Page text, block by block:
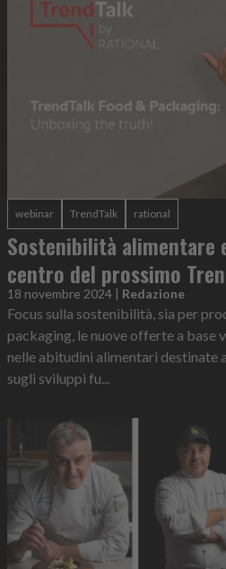
webinar TrendTalk rational
Sostenibilità alimentare
centro del prossimo
18 novembre 2024 | Redazione
Focus sulla sostenibilità, sia per
packaging, le nuove offerte a base
nelle abitudini alimentari destinate
sugli sviluppi fu...